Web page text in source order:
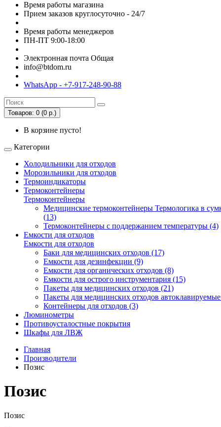
Время работы магазина
Прием заказов круглосуточно - 24/7
Время работы менеджеров
ПН-ПТ 9:00-18:00
Электронная почта Общая
info@btdom.ru
WhatsApp - +7-917-248-90-88
Товаров: 0 (0 р.)
В корзине пусто!
Категории
Холодильники для отходов
Морозильники для отходов
Термоиндикаторы
Термоконтейнеры
Термоконтейнеры
Медицинские термоконтейнеры Термологика в
(13)
Термоконтейнеры с поддержанием температуры (4)
Емкости для отходов
Емкости для отходов
Баки для медицинских отходов (17)
Емкости для дезинфекции (9)
Емкости для органических отходов (8)
Емкости для острого инструментария (15)
Пакеты для медицинских отходов (21)
Пакеты для медицинских отходов
Контейнеры для отходов (3)
Люминометры
Противоусталостные покрытия
Шкафы для ЛВЖ
Главная
Производители
Позис
Позис
Позис